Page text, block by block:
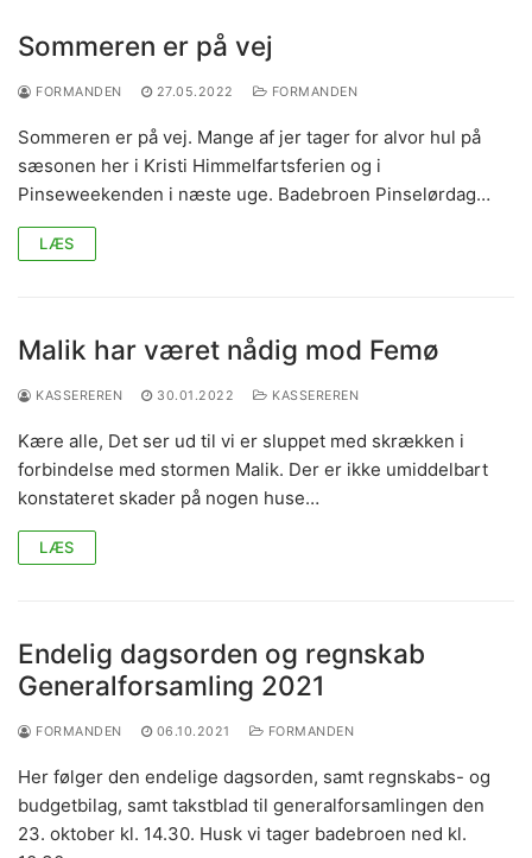
Sommeren er på vej
FORMANDEN 27.05.2022 FORMANDEN
Sommeren er på vej. Mange af jer tager for alvor hul på
sæsonen her i Kristi Himmelfartsferien og i
Pinseweekenden i næste uge. Badebroen Pinselørdag…
LÆS
Malik har været nådig mod Femø
KASSEREREN 30.01.2022 KASSEREREN
Kære alle, Det ser ud til vi er sluppet med skrækken i
forbindelse med stormen Malik. Der er ikke umiddelbart
konstateret skader på nogen huse…
LÆS
Endelig dagsorden og regnskab
Generalforsamling 2021
FORMANDEN 06.10.2021 FORMANDEN
Her følger den endelige dagsorden, samt regnskabs- og
budgetbilag, samt takstblad til generalforsamlingen den
23. oktober kl. 14.30. Husk vi tager badebroen ned kl.